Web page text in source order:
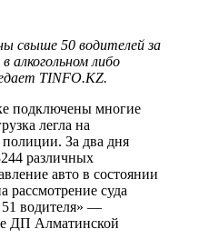
свыше 50 водителей за
алкогольном либо
TINFO.KZ.
подключены многие
легла на
полиции. За два дня
различных
авто в состоянии
рассмотрение суда
водителя» —
ДП Алматинской